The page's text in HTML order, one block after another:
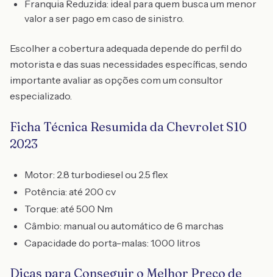
Franquia Reduzida: ideal para quem busca um menor
valor a ser pago em caso de sinistro.
Escolher a cobertura adequada depende do perfil do
motorista e das suas necessidades específicas, sendo
importante avaliar as opções com um consultor
especializado.
Ficha Técnica Resumida da Chevrolet S10
2023
Motor: 2.8 turbodiesel ou 2.5 flex
Potência: até 200 cv
Torque: até 500 Nm
Câmbio: manual ou automático de 6 marchas
Capacidade do porta-malas: 1.000 litros
Dicas para Conseguir o Melhor Preço de